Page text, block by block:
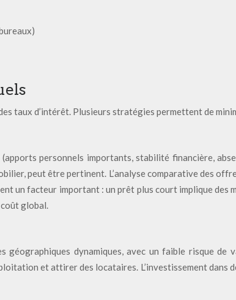
taux d’intérêt. Plusieurs stratégies permettent de
personnels importants, stabilité financière,
peut être pertinent. L’analyse comparative des
un facteur important : un prêt plus court implique des
coût global.
dynamiques, avec un faible risque de
et attirer des locataires. L’investissement dans